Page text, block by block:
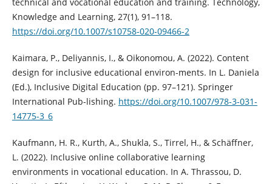
Knowledge and Learning, 27(1), 91–118.
https://doi.org/10.1007/s10758-020-09466-2
Kaimara, P., Deliyannis, I., & Oikonomou, A. (2022). Content
design for inclusive educational environ-ments. In L. Daniela
(Ed.), Inclusive Digital Education (pp. 97–121). Springer
International Pub-lishing. https://doi.org/10.1007/978-3-031-
14775-3_6
Kaufmann, H. R., Kurth, A., Shukla, S., Tirrel, H., & Schäffner,
L. (2022). Inclusive online collaborative learning
environments in vocational education. In A. Thrassou, D.